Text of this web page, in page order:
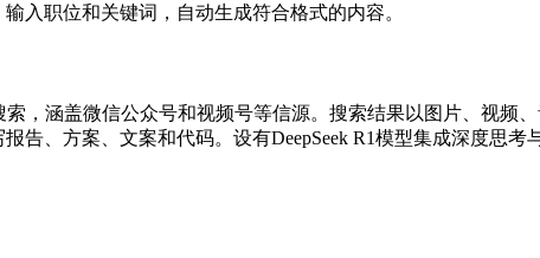
入职位和关键词，自动生成符合格式的内容。
，涵盖微信公众号和视频号等信源。搜索结果以图片、视频
告、方案、文案和代码。设有DeepSeek R1模型集成深度思